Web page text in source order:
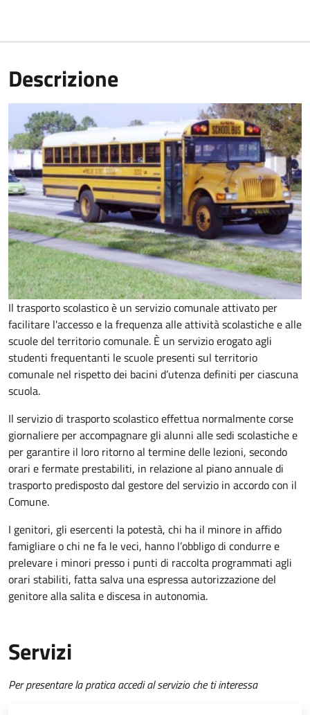
Descrizione
Il trasporto scolastico è un servizio comunale attivato per
facilitare l'accesso e la frequenza alle attività scolastiche e alle
scuole del territorio comunale. È un servizio erogato agli
studenti frequentanti le scuole presenti sul territorio
comunale nel rispetto dei bacini d’utenza definiti per ciascuna
scuola.
Il servizio di trasporto scolastico effettua normalmente corse
giornaliere per accompagnare gli alunni alle sedi scolastiche e
per garantire il loro ritorno al termine delle lezioni, secondo
orari e fermate prestabiliti, in relazione al piano annuale di
trasporto predisposto dal gestore del servizio in accordo con il
Comune.
I genitori, gli esercenti la potestà, chi ha il minore in affido
famigliare o chi ne fa le veci, hanno l’obbligo di condurre e
prelevare i minori presso i punti di raccolta programmati agli
orari stabiliti, fatta salva una espressa autorizzazione del
genitore alla salita e discesa in autonomia.
Servizi
Per presentare la pratica accedi al servizio che ti interessa